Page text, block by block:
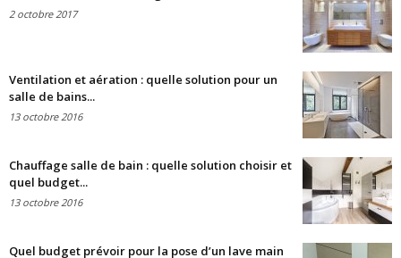
2 octobre 2017
Ventilation et aération : quelle solution pour un
salle de bains...
13 octobre 2016
Chauffage salle de bain : quelle solution choisir et
quel budget...
13 octobre 2016
Quel budget prévoir pour la pose d’un lave main